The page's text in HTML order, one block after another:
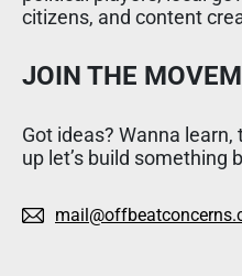
citizens, and content
JOIN THE
Got ideas? Wanna
up let’s build something